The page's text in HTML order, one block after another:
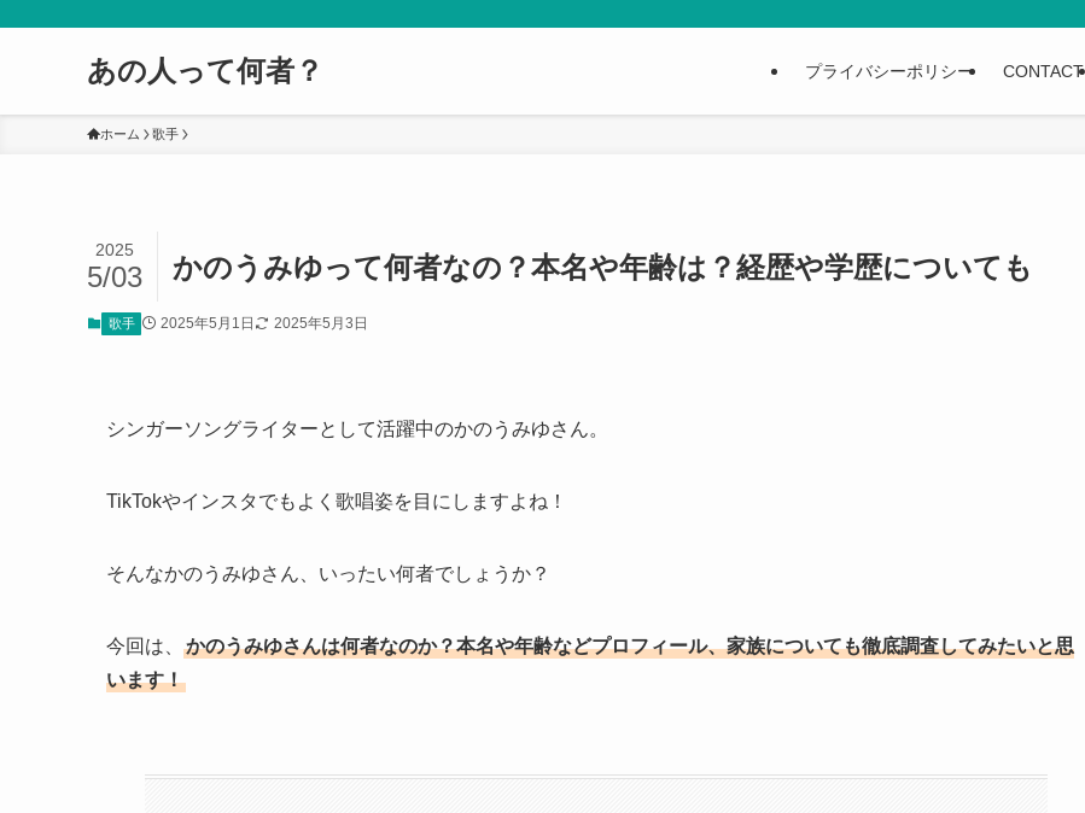
あの人って何者？ プライバシーポリシー CONTACT
ホーム 歌手
かのうみゆって何者なの？本名や年齢は？経歴や学歴についても
2025
5/03
歌手 2025年5月1日 2025年5月3日
シンガーソングライターとして活躍中のかのうみゆさん。
TikTokやインスタでもよく歌唱姿を目にしますよね！
そんなかのうみゆさん、いったい何者でしょうか？
今回は、
かのうみゆさんは何者なのか？本名や年齢などプロフィール、家族についても徹底調査してみたいと思
います！